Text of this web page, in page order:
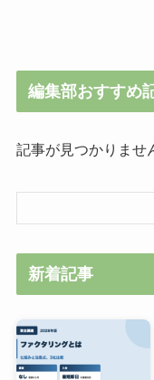
編集部おすすめ
記事が見つかりませ
新着記事